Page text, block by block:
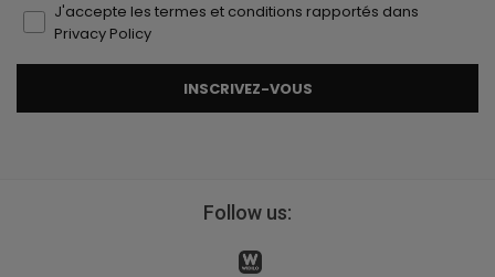
J'accepte les termes et conditions rapportés dans
Privacy Policy
INSCRIVEZ-VOUS
Follow us: